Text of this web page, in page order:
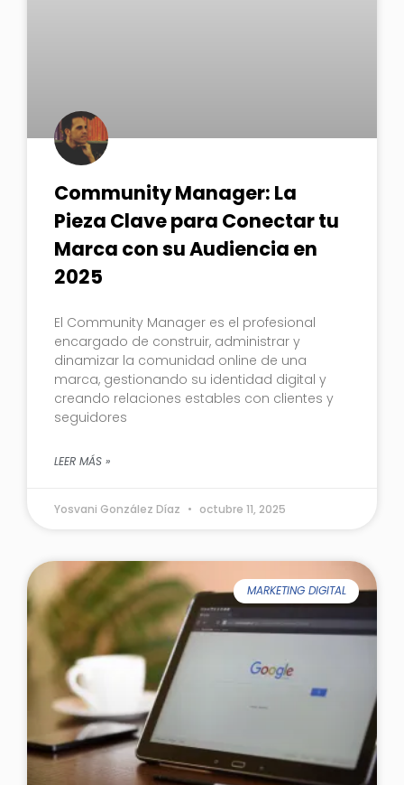
Community Manager: La
Pieza Clave para Conectar tu
Marca con su Audiencia en
2025
El Community Manager es el profesional
encargado de construir, administrar y
dinamizar la comunidad online de una
marca, gestionando su identidad digital y
creando relaciones estables con clientes y
seguidores
LEER MÁS »
Yosvani González Díaz octubre 11, 2025
MARKETING DIGITAL